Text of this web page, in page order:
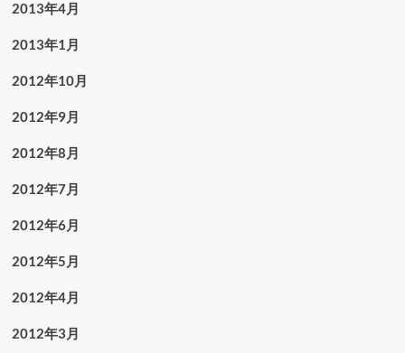
2013年4月
2013年1月
2012年10月
2012年9月
2012年8月
2012年7月
2012年6月
2012年5月
2012年4月
2012年3月